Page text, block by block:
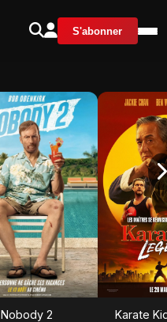
S'abonner
Nobody 2 Karate